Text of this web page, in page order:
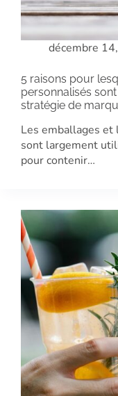
décembre
5 raisons pour
personnalisés
stratégie de
Les emballages
sont largement
pour contenir…